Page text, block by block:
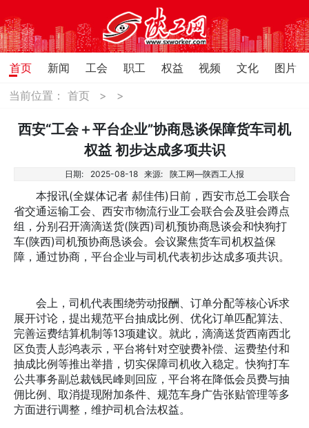
首页 新闻 工会 职工 权益 视频 文化
图片
当前位置：首页 > >
西安“工会＋平台企业”协商恳谈保障货车司机
权益 初步达成多项共识
日期: 2025-08-18 来源: 陕工网—陕西工人报
本报讯(全媒体记者 郝佳伟)日前，西安市总工会联合
省交通运输工会、西安市物流行业工会联合会及驻会蹲点
组，分别召开滴滴送货(陕西)司机预协商恳谈会和快狗打
车(陕西)司机预协商恳谈会。会议聚焦货车司机权益保
障，通过协商，平台企业与司机代表初步达成多项共识。
会上，司机代表围绕劳动报酬、订单分配等核心诉求
展开讨论，提出规范平台抽成比例、优化订单匹配算法、
完善运费结算机制等13项建议。就此，滴滴送货西南西北
区负责人彭鸿表示，平台将针对空驶费补偿、运费垫付和
抽成比例等推出举措，切实保障司机收入稳定。快狗打车
公共事务副总裁钱民峰则回应，平台将在降低会员费与抽
佣比例、取消提现附加条件、规范车身广告张贴管理等多
方面进行调整，维护司机合法权益。